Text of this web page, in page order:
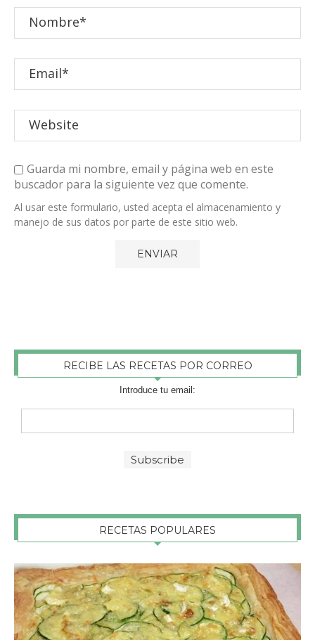
Guarda mi nombre, email y página web en este
buscador para la siguiente vez que comente.
Al usar este formulario, usted acepta el almacenamiento y
manejo de sus datos por parte de este sitio web.
RECIBE LAS RECETAS POR CORREO
Introduce tu email:
RECETAS POPULARES